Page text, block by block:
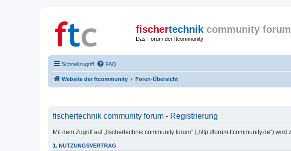
fischertechnik community forum
Das Forum der ftcommunity
Schnellzugriff FAQ
Website der ftcommunity Foren-Übersicht
fischertechnik community forum - Registrierung
Mit dem Zugriff auf „fischertechnik community forum“ („http://forum.ftcommunity.de“)
1. NUTZUNGSVERTRAG